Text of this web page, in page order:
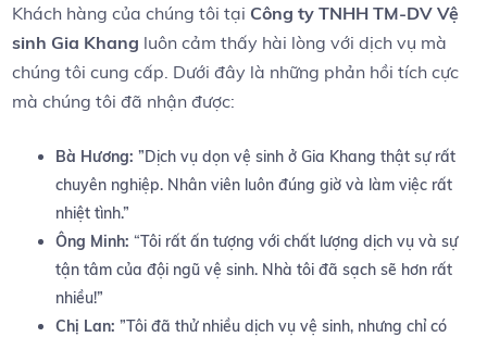
Khách hàng của chúng⁢ tôi tại Công ty TNHH TM-DV Vệ
sinh Gia Khang luôn cảm thấy hài lòng với dịch vụ mà ​
chúng tôi cung⁤ cấp. Dưới‍ đây là những⁣ phản hồi tích cực
mà​ chúng tôi đã nhận được:
Bà Hương: ⁢”Dịch ‍vụ dọn vệ ‌sinh ở Gia ⁢Khang thật sự rất
chuyên‍ nghiệp.⁣ Nhân viên⁢ luôn⁢ đúng⁤ giờ và làm việc‌ rất⁢
nhiệt tình.”
Ông Minh: “Tôi rất‌ ấn tượng ⁤với ⁤chất⁢ lượng dịch vụ và sự
tận tâm của đội ngũ⁢ vệ sinh. Nhà tôi ​đã sạch⁢ sẽ‌ hơn ⁣rất
nhiều!”
Chị ⁤Lan: ​”Tôi đã thử nhiều​ dịch vụ⁣ vệ sinh,‍ nhưng chỉ có